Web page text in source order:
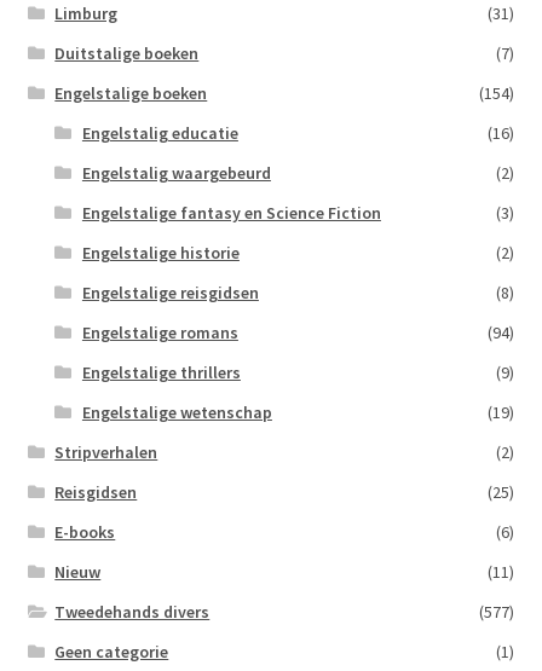
Limburg
(31)
Duitstalige boeken
(7)
Engelstalige boeken
(154)
Engelstalig educatie
(16)
Engelstalig waargebeurd
(2)
Engelstalige fantasy en Science Fiction
(3)
Engelstalige historie
(2)
Engelstalige reisgidsen
(8)
Engelstalige romans
(94)
Engelstalige thrillers
(9)
Engelstalige wetenschap
(19)
Stripverhalen
(2)
Reisgidsen
(25)
E-books
(6)
Nieuw
(11)
Tweedehands divers
(577)
Geen categorie
(1)